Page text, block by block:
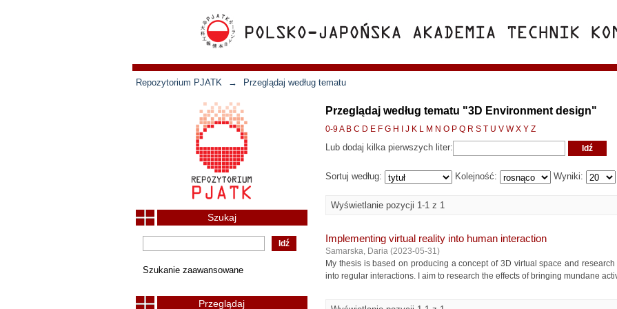
Repozytorium PJATK → Przeglądaj według tematu
Przeglądaj według tematu "3D Environment design"
0-9A B C D E F G H J K L M N O P Q R S T U V W X Y Z
Lub dodaj kilka pierwszych liter:
Sortuj według: Kolejność: Wyniki:
Wyświetlanie pozycji 1-1 z 1
Implementing virtual reality into human interaction
Samarska, Daria (2023-05-31)
My thesis is based on producing a concept of 3D virtual space and
into regular interactions. I aim to research the effects of bringing mundane
Szukaj
Szukanie zaawansowane
Przeglądaj